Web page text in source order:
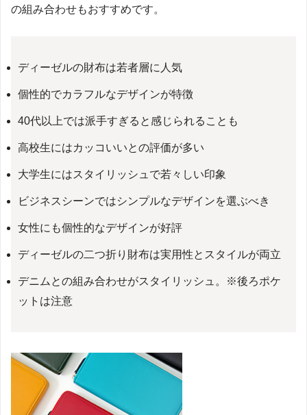
の組み合わせもおすすめです。
ディーゼルの財布は若者層に人気
個性的でカラフルなデザインが特徴
40代以上では派手すぎると感じられることも
高校生にはカッコいいとの評価が多い
大学生にはスタイリッシュで若々しい印象
ビジネスシーンではシンプルなデザインを選ぶべき
女性にも個性的なデザインが好評
ディーゼルの二つ折り財布は実用性とスタイルが両立
デニムとの組み合わせがスタイリッシュ。※後ろポケ
ットは注意